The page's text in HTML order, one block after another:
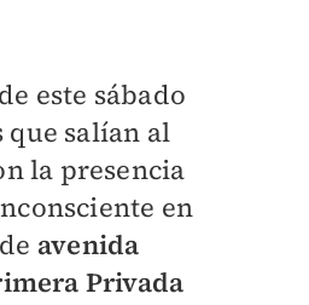
este sábado
que salían al
la presencia
en
avenida
Privada